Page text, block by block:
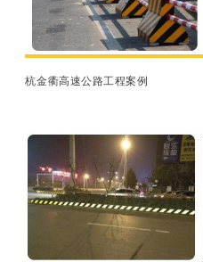
杭金衢高速公路工程案例